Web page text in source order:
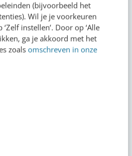
(bijvoorbeeld het
Wil je je voorkeuren
instellen’. Door op ‘Alle
ga je akkoord met het
zoals omschreven in onze